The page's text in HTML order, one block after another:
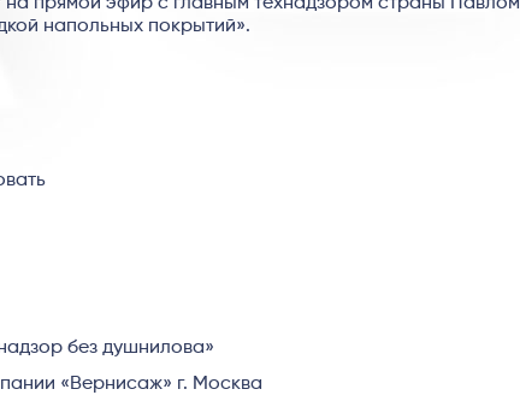
напольных покрытий».
без душнилова»
«Вернисаж» г. Москва